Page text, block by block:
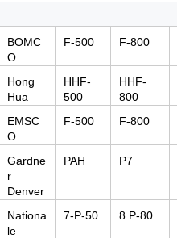
BOMC
O
F-500 F-800
Hong
Hua
HHF-
500
HHF-
800
EMSC
O
F-500 F-800
Gardne
r
Denver
PAH P7
Nationa
le
7-P-50 8 P-80